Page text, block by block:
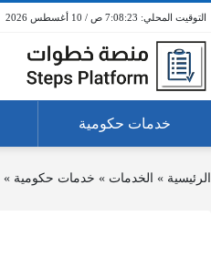
7:08:23 ص / 10 أغسطس 2026
خدمات حكومية
الرئيسية » الخدمات » خدمات حكومية »